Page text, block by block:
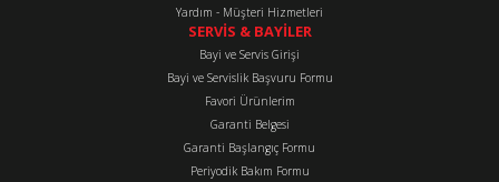
Gönder
Yardım - Müşteri Hizmetleri
SERVİS & BAYİLER
Bayi ve Servis Girişi
Bayi ve Servislik Başvuru Formu
Favori Ürünlerim
Garanti Belgesi
Garanti Başlangıç Formu
Periyodik Bakım Formu